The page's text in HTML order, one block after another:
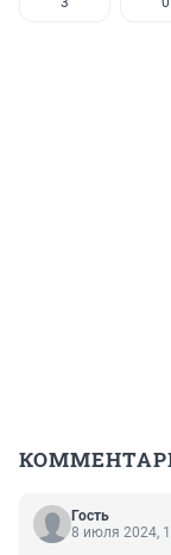
Гость
8 июля 2024,